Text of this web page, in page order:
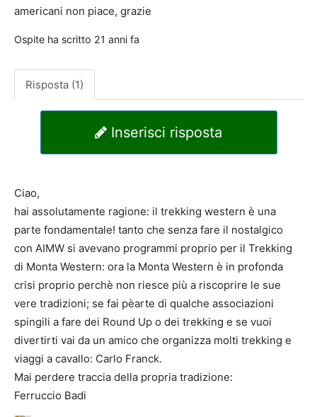
americani non piace, grazie
Ospite ha scritto 21 anni fa
Risposta (1)
Inserisci risposta
Ciao,
hai assolutamente ragione: il trekking western è una
parte fondamentale! tanto che senza fare il nostalgico
con AIMW si avevano programmi proprio per il Trekking
di Monta Western: ora la Monta Western è in profonda
crisi proprio perchè non riesce più a riscoprire le sue
vere tradizioni; se fai pèarte di qualche associazioni
spingili a fare dei Round Up o dei trekking e se vuoi
divertirti vai da un amico che organizza molti trekking e
viaggi a cavallo: Carlo Franck.
Mai perdere traccia della propria tradizione:
Ferruccio Badi